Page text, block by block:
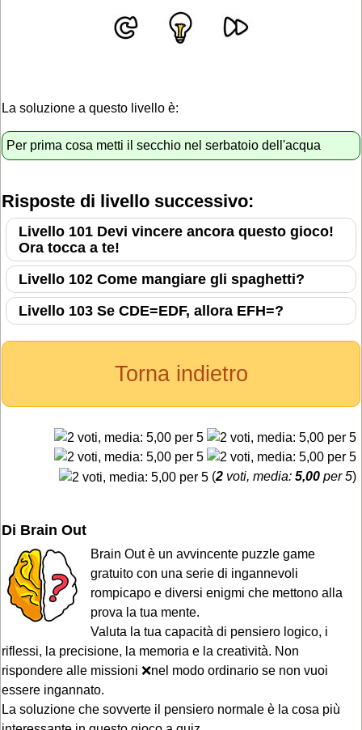
La soluzione a questo livello è:
Per prima cosa metti il secchio nel serbatoio dell'acqua
Risposte di livello successivo:
Livello 101 Devi vincere ancora questo gioco!
Ora tocca a te!
Livello 102 Come mangiare gli spaghetti?
Livello 103 Se CDE=EDF, allora EFH=?
Torna indietro
(2 voti, media: 5,00 per 5)
Di Brain Out
Brain Out è un avvincente puzzle game
gratuito con una serie di ingannevoli
rompicapo e diversi enigmi che mettono alla
prova la tua mente.
Valuta la tua capacità di pensiero logico, i
riflessi, la precisione, la memoria e la creatività. Non
rispondere alle missioni ❌nel modo ordinario se non vuoi
essere ingannato.
La soluzione che sovverte il pensiero normale è la cosa più